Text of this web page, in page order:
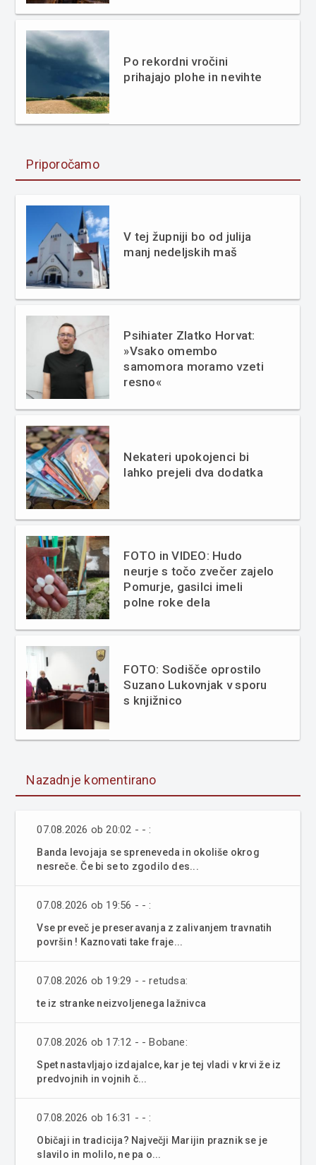
Po rekordni vročini
prihajajo plohe in nevihte
Priporočamo
V tej župniji bo od julija
manj nedeljskih maš
Psihiater Zlatko Horvat:
»Vsako omembo
samomora moramo vzeti
resno«
Nekateri upokojenci bi
lahko prejeli dva dodatka
FOTO in VIDEO: Hudo
neurje s točo zvečer zajelo
Pomurje, gasilci imeli
polne roke dela
FOTO: Sodišče oprostilo
Suzano Lukovnjak v sporu
s knjižnico
Nazadnje komentirano
07.08.2026 ob 20:02 - - :
Banda levojaja se spreneveda in okoliše okrog
nesreče. Če bi se to zgodilo des...
07.08.2026 ob 19:56 - - :
Vse preveč je preseravanja z zalivanjem travnatih
površin ! Kaznovati take fraje...
07.08.2026 ob 19:29 - - retudsa:
te iz stranke neizvoljenega lažnivca
07.08.2026 ob 17:12 - - Bobane:
Spet nastavljajo izdajalce, kar je tej vladi v krvi že iz
predvojnih in vojnih č...
07.08.2026 ob 16:31 - - :
Običaji in tradicija? Največji Marijin praznik se je
slavilo in molilo, ne pa o...